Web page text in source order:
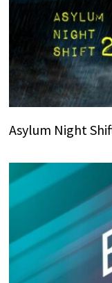
Asylum Night